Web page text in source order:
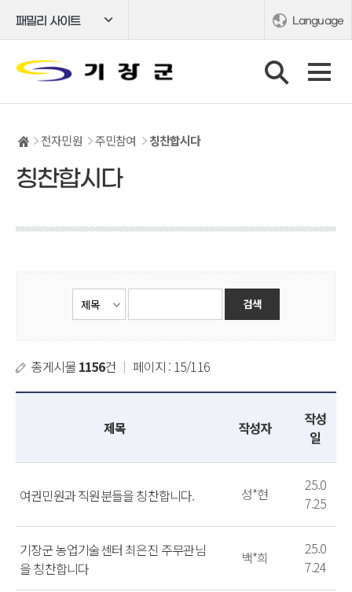
패밀리 사이트 Language
전자민원 주민참여 칭찬합시다
칭찬합시다
총게시물 1156건 ｜ 페이지 : 15/116
제목 작성자
작성
일
여권민원과 직원분들을 칭찬합니다. 성*현
25.0
7.25
기장군 농업기술센터 최은진 주무관님
을 칭찬합니다
백*희
25.0
7.24